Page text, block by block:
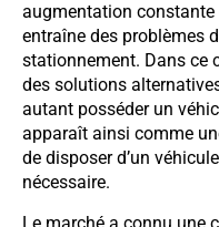
augmentation
entraîne des problèmes
stationnement. Dans ce
des solutions
autant posséder un
apparaît ainsi comme
de disposer d’un
nécessaire.